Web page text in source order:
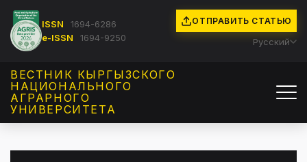
ISSN
1694-6286
e-ISSN
1694-9250
ОТПРАВИТЬ СТАТЬЮ
Русский
ВЕСТНИК КЫРГЫЗCКОГО
НАЦИОНАЛЬНОГО
АГРАРНОГО
УНИВЕРСИТЕТА